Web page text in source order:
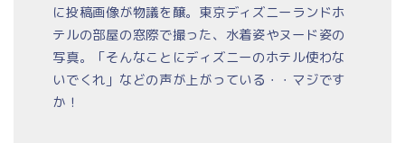
に投稿画像が物議を醸。東京ディズニーランドホ
テルの部屋の窓際で撮った、水着姿やヌード姿の
写真。「そんなことにディズニーのホテル使わな
いでくれ」などの声が上がっている・・マジです
か！